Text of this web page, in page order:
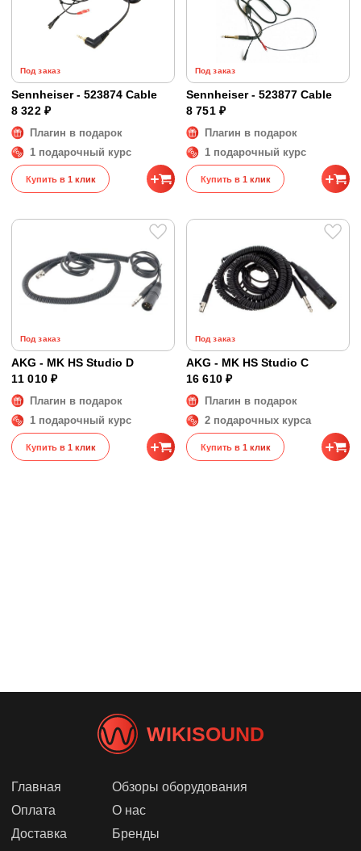
Под заказ
Sennheiser - 523874 Cable
8 322 ₽
Плагин в подарок
1 подарочный курс
Купить в 1 клик
Под заказ
Sennheiser - 523877 Cable
8 751 ₽
Плагин в подарок
1 подарочный курс
Купить в 1 клик
Под заказ
AKG - MK HS Studio D
11 010 ₽
Плагин в подарок
1 подарочный курс
Купить в 1 клик
Под заказ
AKG - MK HS Studio C
16 610 ₽
Плагин в подарок
2 подарочных курса
Купить в 1 клик
WIKISOUND
Главная
Оплата
Доставка
Обзоры оборудования
О нас
Бренды